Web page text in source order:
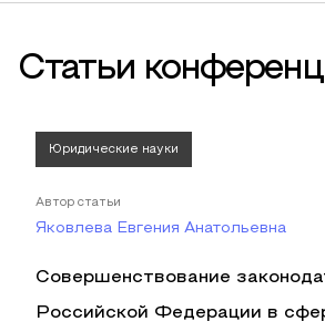
Статьи
Юридические науки
Автор статьи
Яковлева Евгения Анатольевна
Совершенствование
Российской Федерации в